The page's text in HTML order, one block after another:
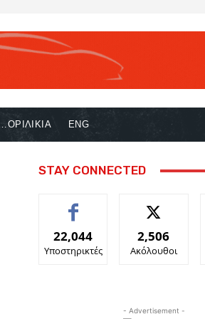
ENG
STAY CONNECTED
22,044
Υποστηρικτές
2,506
Ακόλουθοι
- Advertisement -